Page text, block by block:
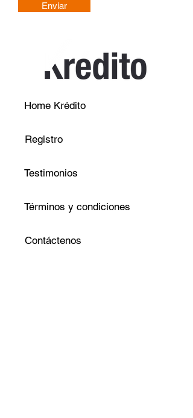
Enviar
Home Krédito
Registro
Testimonios
Términos y condiciones
Contáctenos